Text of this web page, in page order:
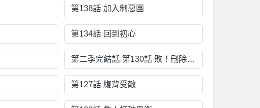
第138話 加入制惡團
第134話 回到初心
第二季完結話 第130話 敗！刪除角色？
第127話 腹背受敵